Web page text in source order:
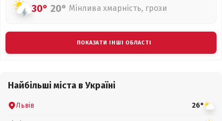
30° 20° Мінлива хмарність, грози
ПОКАЗАТИ ІНШІ ОБЛАСТІ
Найбільші міста в Україні
Львів 26°